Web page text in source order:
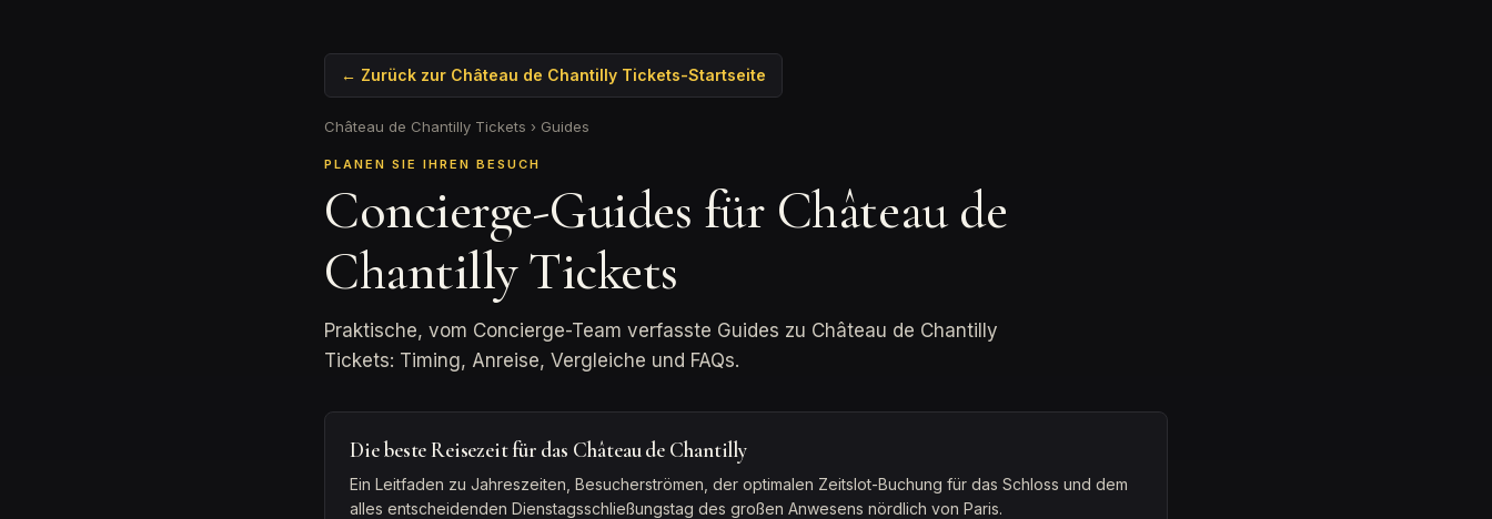
← Zurück zur Château de Chantilly Tickets-Startseite
Château de Chantilly Tickets › Guides
PLANEN SIE IHREN BESUCH
Concierge-Guides für Château de
Chantilly Tickets
Praktische, vom Concierge-Team verfasste Guides zu Château de Chantilly
Tickets: Timing, Anreise, Vergleiche und FAQs.
Die beste Reisezeit für das Château de Chantilly
Ein Leitfaden zu Jahreszeiten, Besucherströmen, der optimalen Zeitslot-Buchung für das Schloss und dem
alles entscheidenden Dienstagsschließungstag des großen Anwesens nördlich von Paris.